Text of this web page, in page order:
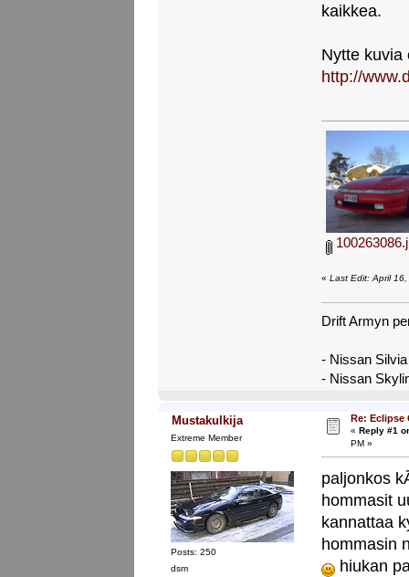
kaikkea.
Nytte kuvia
http://
«Last Edit: April
Drift Armyn
- Nissan
- Nissan
Mustakulkija
Extreme Member
Posts: 250
dsm
Re: Eclipse
« Reply #1
PM »
paljonkos
hommasit
kannattaa
hommasin
hiukan